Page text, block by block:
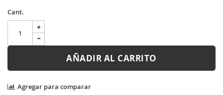
Cant.
AÑADIR AL CARRITO
Agregar para comparar